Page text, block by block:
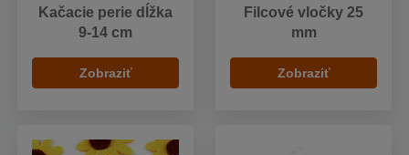
Kačacie perie dĺžka
9-14 cm
Zobraziť
Filcové vločky 25
mm
Zobraziť